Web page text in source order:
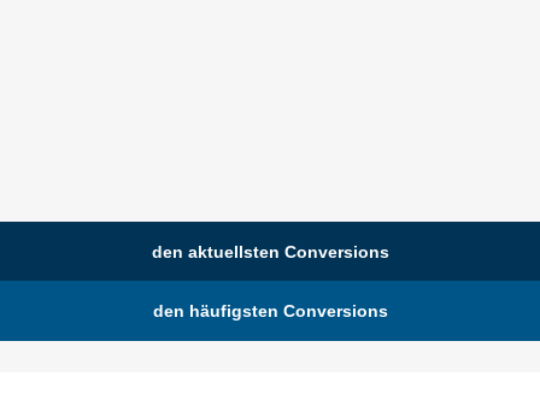
den aktuellsten Conversions
den häufigsten Conversions